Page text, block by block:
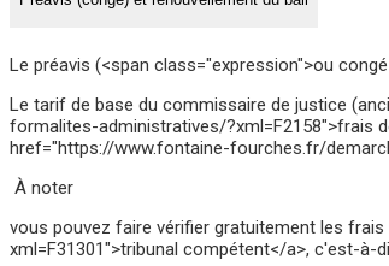
Le préavis (<span class="expression">ou
Le tarif de base du commissaire de justice
formalites-administratives/?xml=F2158">frais
href="https://www.fontaine-fourches.fr/
À noter
vous pouvez faire vérifier gratuitement les
xml=F31301">tribunal compétent</a>, c'est-à-